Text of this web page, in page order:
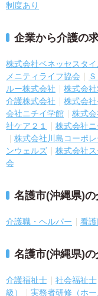
制度あり
企業から介護の
株式会社ベネッセスタ
メニティライフ協会
ルー株式会社
株式会
介護株式会社
株式会
会社ニチイ学館
株式
社ケア２１
株式会社
株式会社川島コーポ
ンウェルズ
株式会社
会
名護市(沖縄県)
介護職・ヘルパー 看
名護市(沖縄県)
介護福祉士 社会福祉士
級）
実務者研修（ホー